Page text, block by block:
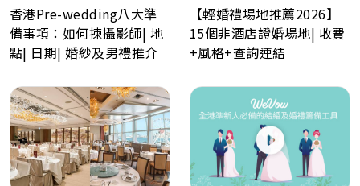
香港Pre-wedding八大準
備事項：如何揀攝影師| 地
點| 日期| 婚紗及男禮推介
【輕婚禮場地推薦2026】
15個非酒店證婚場地| 收費
+風格+查詢連結